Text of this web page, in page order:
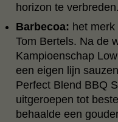
horizon te verbreden.
Barbecoa: het
Tom Bertels. Na de
Kampioenschap
een eigen lijn
Perfect Blend BBQ
uitgeroepen tot
behaalde een